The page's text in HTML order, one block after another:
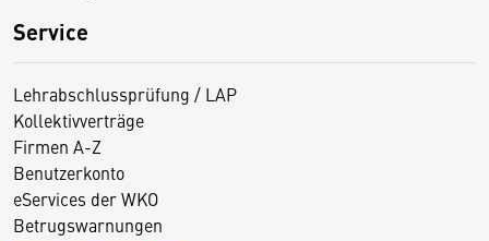
Service
Lehrabschlussprüfung / LAP
Kollektivverträge
Firmen A-Z
Benutzerkonto
eServices der WKO
Betrugswarnungen